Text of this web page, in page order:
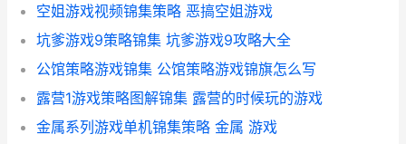
空姐游戏视频锦集策略 恶搞空姐游戏
坑爹游戏9策略锦集 坑爹游戏9攻略大全
公馆策略游戏锦集 公馆策略游戏锦旗怎么写
露营1游戏策略图解锦集 露营的时候玩的游戏
金属系列游戏单机锦集策略 金属 游戏